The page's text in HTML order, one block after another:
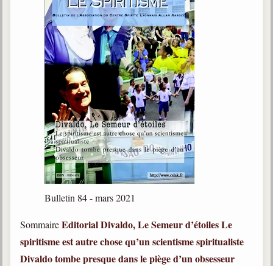
Bulletin 84 - mars 2021
SommaireEditorialDivaldo, Le Semeur d’étoilesLe
spiritisme est autre chose qu’un scientisme spiritualiste
Divaldo tombe presque dans le piège d’un obsesseur